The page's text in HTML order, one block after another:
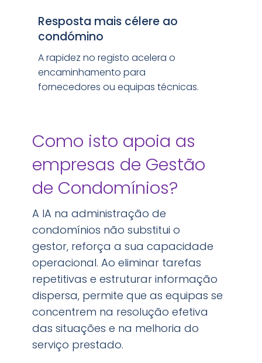
Resposta mais célere ao
condómino
A rapidez no registo acelera o
encaminhamento para
fornecedores ou equipas técnicas.
Como isto apoia as
empresas de Gestão
de Condomínios?
A IA na administração de
condomínios não substitui o
gestor, reforça a sua capacidade
operacional. Ao eliminar tarefas
repetitivas e estruturar informação
dispersa, permite que as equipas se
concentrem na resolução efetiva
das situações e na melhoria do
serviço prestado.